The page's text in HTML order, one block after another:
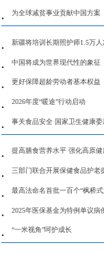
为全球减贫事业贡献中国方案
新疆将培训长期照护师1.5万人
中国将成为世界现代性的象征
更好保障超龄劳动者基本权益
2026年度“暖途”行动启动
事关食品安全 国家卫生健康
提高膳食营养水平 强化高原健
三部门联合开展保健食品护老
最高法命名首批一百个“枫桥
2025年医保基金为特例单议病
“一米视角”呵护成长